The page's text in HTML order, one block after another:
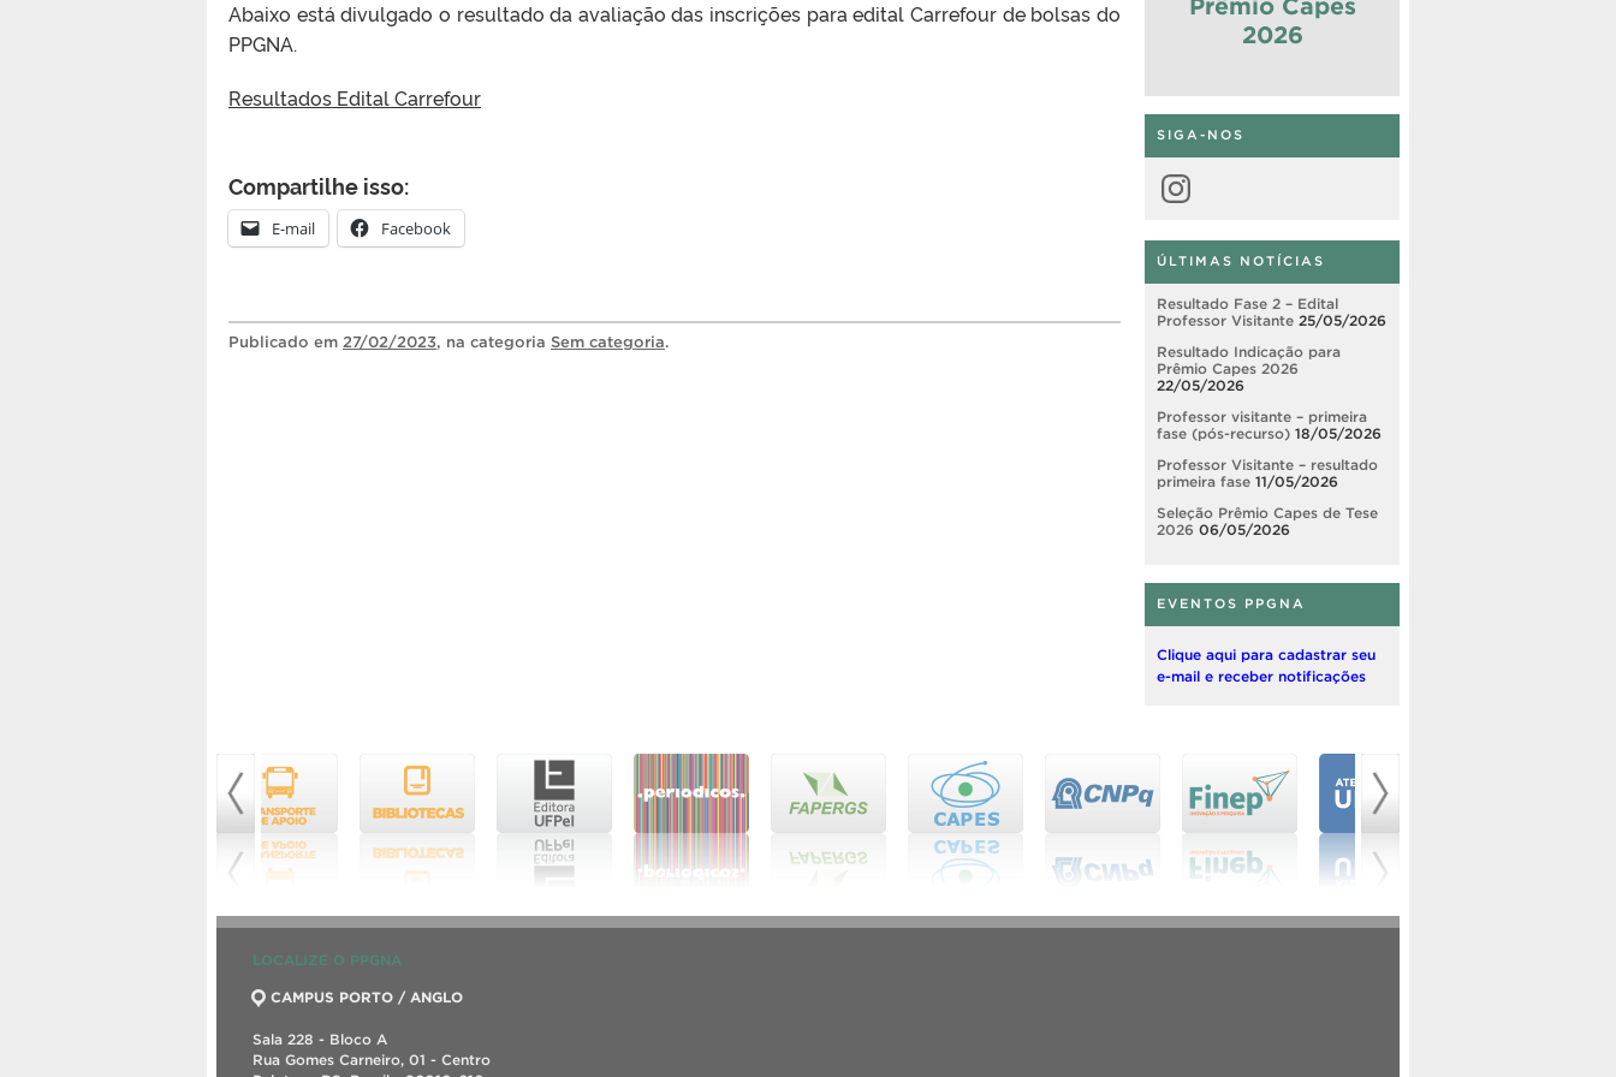
Abaixo está divulgado o resultado da avaliação das inscrições para edital Carrefour de bolsas do
PPGNA.
Resultados Edital Carrefour
Compartilhe isso:
E-mail Facebook
Publicado em 27/02/2023, na categoria Sem categoria.
Prêmio Capes
2026
SIGA-NOS
Instagram
ÚLTIMAS NOTÍCIAS
Resultado Fase 2 – Edital
Professor Visitante 25/05/2026
Resultado Indicação para
Prêmio Capes 2026
22/05/2026
Professor visitante – primeira
fase (pós-recurso) 18/05/2026
Professor Visitante – resultado
primeira fase 11/05/2026
Seleção Prêmio Capes de Tese
2026 06/05/2026
EVENTOS PPGNA
Clique aqui para cadastrar seu
e-mail e receber notificações
LOCALIZE O PPGNA
CAMPUS PORTO / ANGLO
Sala 228 - Bloco A
Rua Gomes Carneiro, 01 - Centro